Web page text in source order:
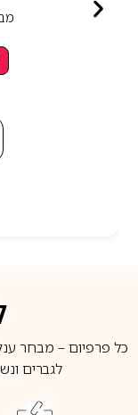
כל פרפיום – מבחר
לגברים